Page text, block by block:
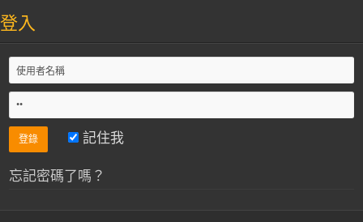
登入
記住我
忘記密碼了嗎？